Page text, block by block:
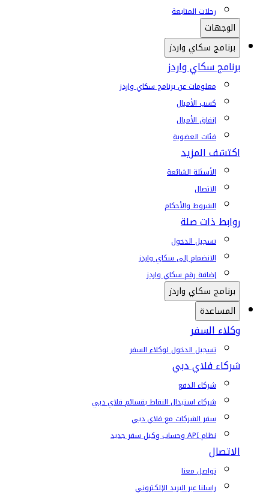
رحلات المتابعة
الوجهات
برنامج سكاي واردز
برنامج سكاي واردز
معلومات عن برنامج سكاي واردز
كسب الأميال
إنفاق الأميال
فئات العضوية
اكتشف المزيد
الأسئلة الشائعة
الاتصال
الشروط والأحكام
روابط ذات صلة
تسجيل الدخول
الانضمام إلى سكاي واردز
إضافة رقم سكاي واردز
برنامج سكاي واردز
المساعدة
وكلاء السفر
تسجيل الدخول لوكلاء السفر
شركاء فلاي دبي
شركاء الدفع
شركاء استبدال النقاط بقسائم فلاي دبي
سفر الشركات مع فلاي دبي
نظام API وحساب وكيل سفر جديد
الاتصال
تواصل معنا
راسلنا عبر البريد الإلكتروني